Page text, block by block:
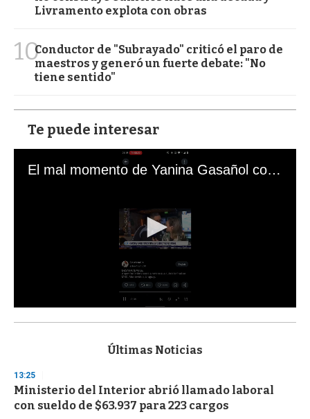
Livramento explota con obras
10Conductor de "Subrayado" criticó el paro de
maestros y generó un fuerte debate: "No
tiene sentido"
Te puede interesar
El mal momento de Yanina Gasañol con un hincha argentino en "Subrayado"
s
d
s
o
f
Últimas Noticias
13:25
Ministerio del Interior abrió llamado laboral
con sueldo de $63.937 para 223 cargos